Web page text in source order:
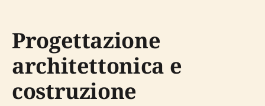
Progettazione
architettonica e
costruzione